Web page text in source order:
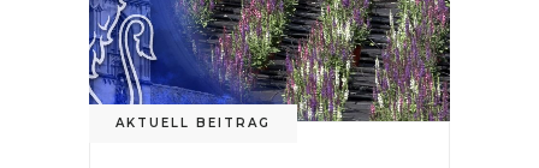
AKTUELL BEITRAG